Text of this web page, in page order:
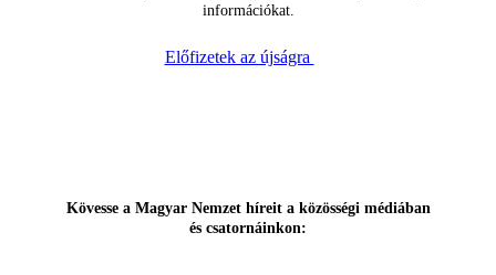
információkat.
Előfizetek az újságra
Kövesse a Magyar Nemzet híreit a közösségi médiában
és csatornáinkon: